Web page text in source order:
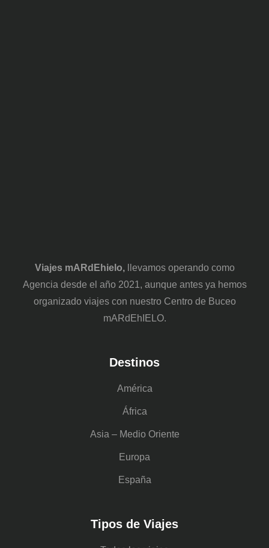
Viajes mARdEhielo,
llevamos operando como
Agencia desde el año 2021, aunque antes ya hemos
organizado viajes con nuestro Centro de Buceo
mARdEhIELO.
Destinos
América
África
Asia – Medio Oriente
Europa
España
Tipos de Viajes